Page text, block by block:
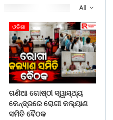
All
ଓଡିଶା
ଗଣିଆ ଗୋଷ୍ଠୀ ସ୍ୱାସ୍ଥ୍ୟ
କେନ୍ଦ୍ରରେ ରୋଗୀ କଲ୍ୟାଣ
ସମିତି ବୈଠକ